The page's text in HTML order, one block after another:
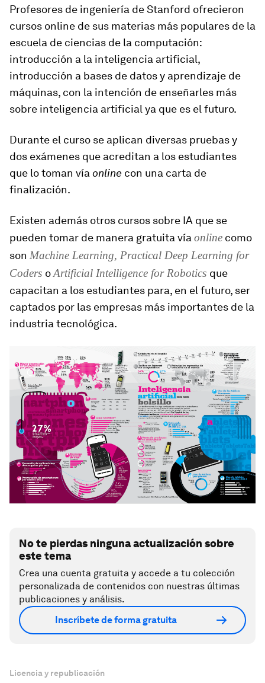
Profesores de ingeniería de Stanford ofrecieron
cursos online de sus materias más populares de la
escuela de ciencias de la computación:
introducción a la inteligencia artificial,
introducción a bases de datos y aprendizaje de
máquinas, con la intención de enseñarles más
sobre inteligencia artificial ya que es el futuro.
Durante el curso se aplican diversas pruebas y
dos exámenes que acreditan a los estudiantes
que lo toman vía online con una carta de
finalización.
Existen además otros cursos sobre IA que se
pueden tomar de manera gratuita vía online como
son Machine Learning, Practical Deep Learning for
Coders oArtificial Intelligence for Robotics que
capacitan a los estudiantes para, en el futuro, ser
captados por las empresas más importantes de la
industria tecnológica.
No te pierdas ninguna actualización sobre
este tema
Crea una cuenta gratuita y accede a tu colección
personalizada de contenidos con nuestras últimas
publicaciones y análisis.
Inscríbete de forma gratuita
Licencia y republicación